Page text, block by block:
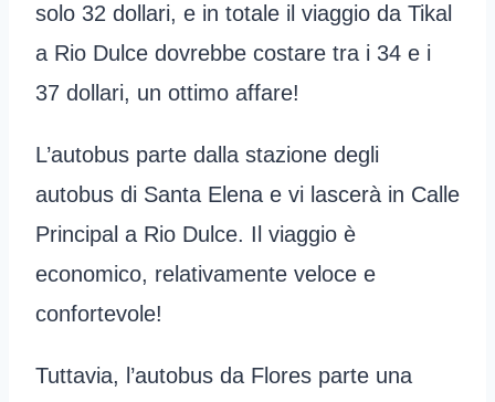
solo 32 dollari, e in totale il viaggio da Tikal
a Rio Dulce dovrebbe costare tra i 34 e i
37 dollari, un ottimo affare!
L’autobus parte dalla stazione degli
autobus di Santa Elena e vi lascerà in Calle
Principal a Rio Dulce. Il viaggio è
economico, relativamente veloce e
confortevole!
Tuttavia, l’autobus da Flores parte una